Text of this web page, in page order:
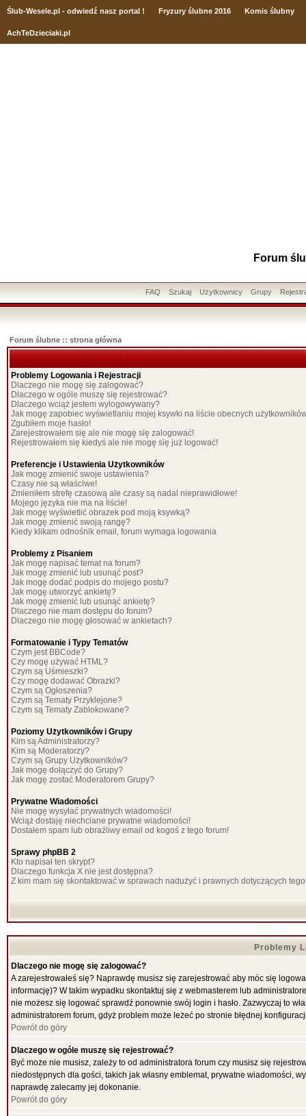
Ślub-Wesele.pl - odwiedź nasz portal ! Fryzury ślubne 2016 Komis ślubny
AchTeDzieciaki.pl
Forum
FAQ Szukaj Użytkownicy Grupy
Forum ślubne :: strona główna
Problemy Logowania i Rejestracji
Dlaczego nie mogę się zalogować?
Dlaczego w ogóle muszę się rejestrować?
Dlaczego wciąż jestem wylogowywany?
Jak mogę zapobiec wyświetlaniu mojej ksywki na liście obecnych
Zgubiłem moje hasło!
Zarejestrowałem się ale nie mogę się zalogować!
Rejestrowałem się kiedyś ale nie mogę się już logować!
Preferencje i Ustawienia Użytkowników
Jak mogę zmienić swoje ustawienia?
Czasy nie są właściwe!
Zmieniłem strefę czasową ale czasy są nadal nieprawidłowe!
Mojego języka nie ma na liście!
Jak mogę wyświetlić obrazek pod moją ksywką?
Jak mogę zmienić swoją rangę?
Kiedy klikam odnośnik email, forum wymaga logowania
Problemy z Pisaniem
Jak mogę napisać temat na forum?
Jak mogę zmienić lub usunąć post?
Jak mogę dodać podpis do mojego postu?
Jak mogę utworzyć ankietę?
Jak mogę zmienić lub usunąć ankietę?
Dlaczego nie mam dostępu do forum?
Dlaczego nie mogę głosować w ankietach?
Formatowanie i Typy Tematów
Czym jest BBCode?
Czy mogę używać HTML?
Czym są Uśmieszki?
Czy mogę dodawać Obrazki?
Czym są Ogłoszenia?
Czym są Tematy Przyklejone?
Czym są Tematy Zablokowane?
Poziomy Użytkowników i Grupy
Kim są Administratorzy?
Kim są Moderatorzy?
Czym są Grupy Użytkowników?
Jak mogę dołączyć do Grupy?
Jak mogę zostać Moderatorem Grupy?
Prywatne Wiadomości
Nie mogę wysyłać prywatnych wiadomości!
Wciąż dostaję niechciane prywatne wiadomości!
Dostałem spam lub obraźliwy email od kogoś z tego forum!
Sprawy phpBB 2
Kto napisał ten skrypt?
Dlaczego funkcja X nie jest dostępna?
Z kim mam się skontaktować w sprawach nadużyć i prawnych dotyczących
Problemy
Dlaczego nie mogę się zalogować?
A zarejestrowałeś się? Naprawdę musisz się zarejestrować aby móc się
informację)? W takim wypadku skontaktuj się z webmasterem lub
nie możesz się logować sprawdź ponownie swój login i hasło. Zazwyczaj to
administratorem forum, gdyż problem może leżeć po stronie błędnej
Powrót do góry
Dlaczego w ogóle muszę się rejestrować?
Być może nie musisz, zależy to od administratora forum czy musisz się
niedostępnych dla gości, takich jak własny emblemat, prywatne wiadomości,
naprawdę zalecamy jej dokonanie.
Powrót do góry